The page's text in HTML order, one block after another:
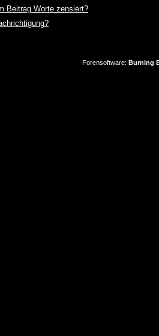
Beitrag Worte zensiert?
Forensoftware: Burning